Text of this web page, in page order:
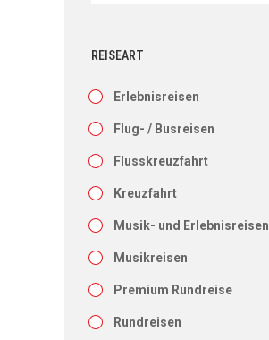
REISEART
Erlebnisreisen
Flug- / Busreisen
Flusskreuzfahrt
Kreuzfahrt
Musik- und Erlebnisreisen
Musikreisen
Premium Rundreise
Rundreisen